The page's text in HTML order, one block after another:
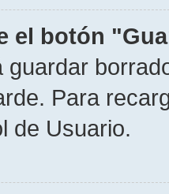
el botón
guardar
Para
de Usuario.